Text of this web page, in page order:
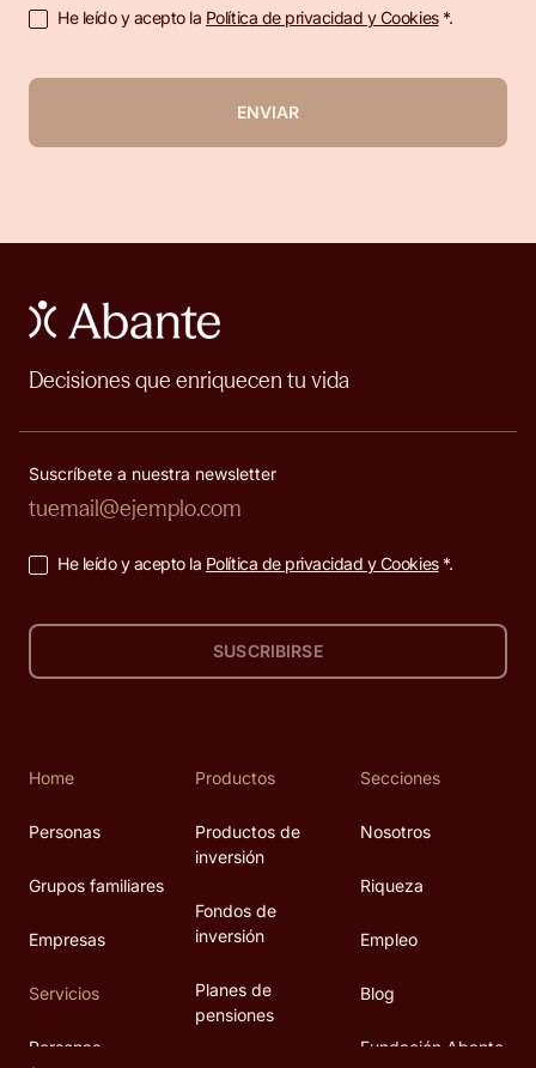
He leído y acepto la Política de privacidad y Cookies*.
ENVIAR
Decisiones que enriquecen tu vida
Suscríbete a nuestra newsletter
He leído y acepto la Política de privacidad y Cookies*.
SUSCRIBIRSE
Home
Personas
Grupos familiares
Empresas
Servicios
Personas
Productos
Productos de
inversión
Fondos de
inversión
Planes de
pensiones
Secciones
Nosotros
Riqueza
Empleo
Blog
Fundación Abante